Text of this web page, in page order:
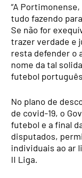
“A
tudo fazendo
Se não for
trazer verdade e
resta defender o
nome da tal
futebol
No plano de
de covid-19, o
futebol e a final
disputados,
individuais ao ar
II Liga.